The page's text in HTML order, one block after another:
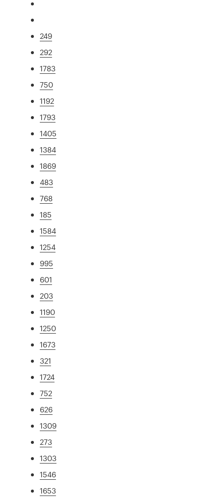
249
292
1783
750
1192
1793
1405
1384
1869
483
768
185
1584
1254
995
601
203
1190
1250
1673
321
1724
752
626
1309
273
1303
1546
1653